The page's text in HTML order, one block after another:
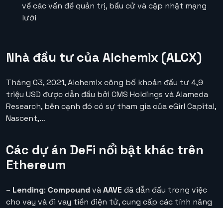
về các vấn đề quản trị, bầu cử và cập nhật mạng
lưới
Nhà đầu tư của Alchemix (ALCX)
Tháng 03, 2021, Alchemix công bố khoản đầu tư 4,9
triệu USD được dẫn đầu bởi CMS Holdings và Alameda
Research, bên cạnh đó có sự tham gia của eGirl Capital,
Nascent,…
Các dự án DeFi nổi bật khác trên
Ethereum
– Lending: Compound vàAAVE đã dẫn đầu trong việc
cho vay và đi vay tiền điện tử, cung cấp các tính năng